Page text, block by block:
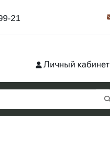
21
Личный кабинет